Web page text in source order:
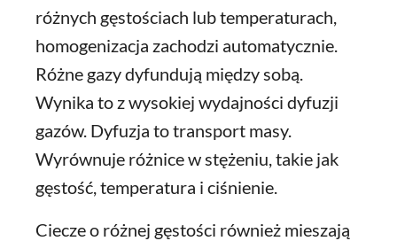
różnych gęstościach lub temperaturach,
homogenizacja zachodzi automatycznie.
Różne gazy dyfundują między sobą.
Wynika to z wysokiej wydajności dyfuzji
gazów. Dyfuzja to transport masy.
Wyrównuje różnice w stężeniu, takie jak
gęstość, temperatura i ciśnienie.
Ciecze o różnej gęstości również mieszają